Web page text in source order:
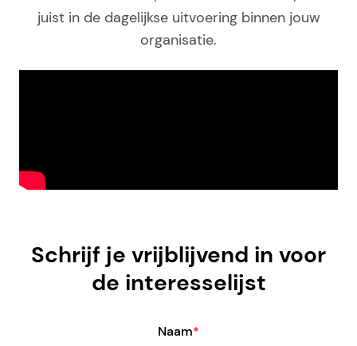
juist in de dagelijkse uitvoering binnen jouw
organisatie.
Schrijf je vrijblijvend in voor
de interesselijst
Naam*